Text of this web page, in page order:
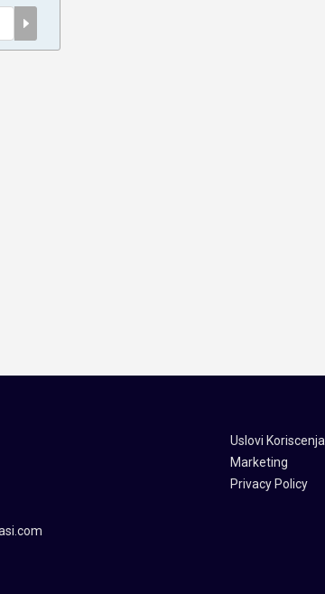
Uslovi Koriscenja
Marketing
Privacy Policy